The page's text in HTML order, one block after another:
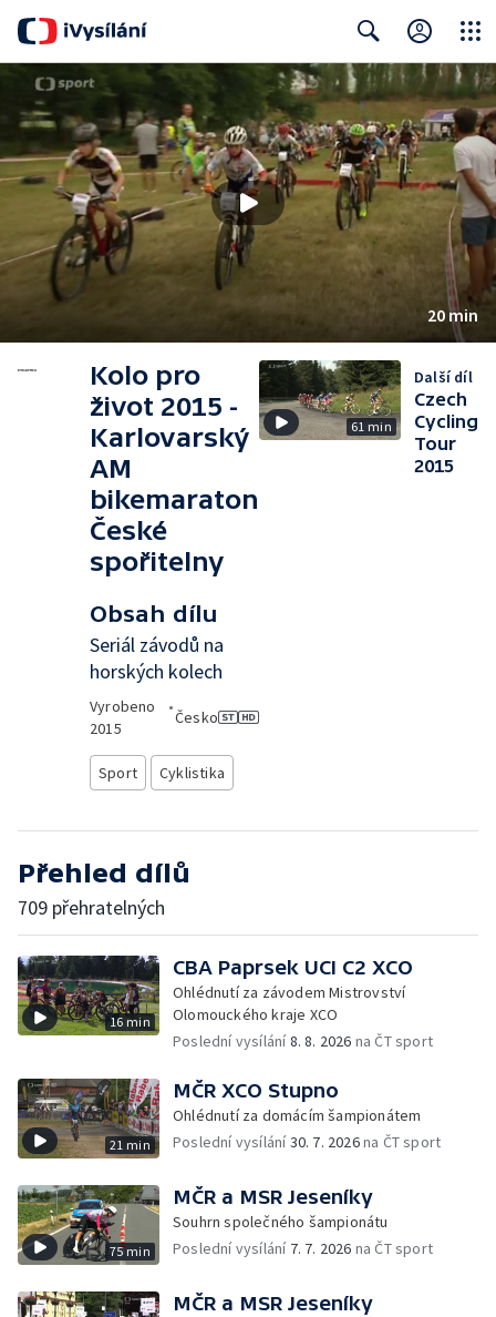
Search Close
20 min
Kolo pro
život 2015 -
Karlovarský
AM
bikemaraton
České
spořitelny
Obsah dílu
Seriál závodů na
horských kolech
Vyrobeno
2015
•
Česko
Sport Cyklistika
61 min
Další díl
Czech
Cycling
Tour
2015
Přehled dílů
709 přehratelných
16 min
CBA Paprsek UCI C2 XCO
Ohlédnutí za závodem Mistrovství
Olomouckého kraje XCO
Poslední vysílání8. 8. 2026 na ČT sport
21 min
MČR XCO Stupno
Ohlédnutí za domácím šampionátem
Poslední vysílání30. 7. 2026na ČT sport
75 min
MČR a MSR Jeseníky
Souhrn společného šampionátu
Poslední vysílání 7. 7. 2026 na ČT sport
MČR a MSR Jeseníky